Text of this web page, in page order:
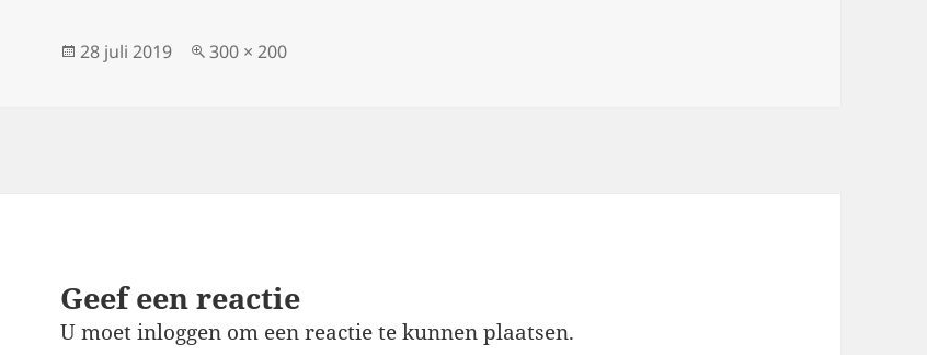
Geplaatst
28 juli 2019
Volledige
300 × 200
Geef een reactie
U moetinloggen om een reactie te kunnen plaatsen.